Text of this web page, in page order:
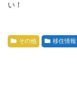
い！
その他 移住情報